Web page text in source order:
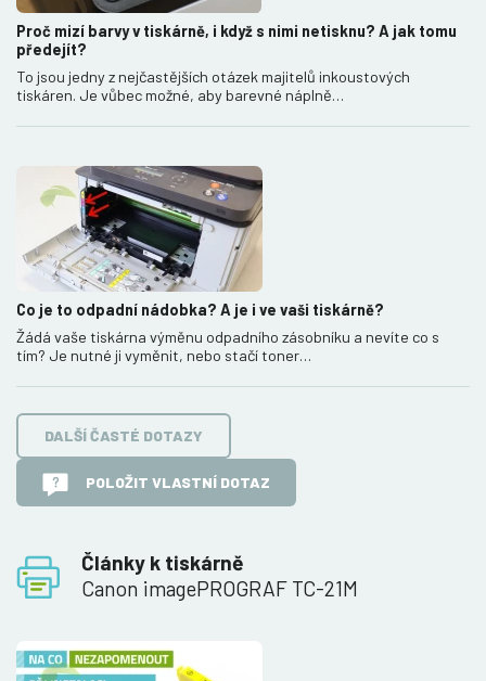
Články k tiskárně
Canon imagePROGRAF TC-21M
Proč mizí barvy v tiskárně, i když s nimi netisknu? A jak tomu
předejít?
To jsou jedny z nejčastějších otázek majitelů inkoustových
tiskáren. Je vůbec možné, aby barevné náplně…
Co je to odpadní nádobka? A je i ve vaši tiskárně?
Žádá vaše tiskárna výměnu odpadního zásobníku a nevíte co s
tím? Je nutné ji vyměnit, nebo stačí toner…
DALŠÍ ČASTÉ DOTAZY
POLOŽIT VLASTNÍ DOTAZ